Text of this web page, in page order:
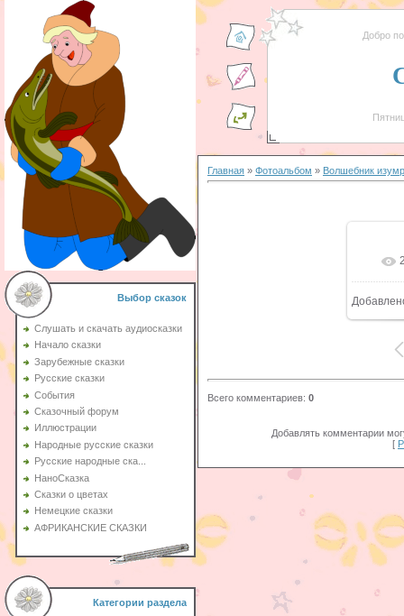
Выбор сказок
Слушать и скачать аудиосказки
Начало сказки
Зарубежные сказки
Русские сказки
События
Сказочный форум
Иллюстрации
Народные русские сказки
Русские народные ска...
НаноСказка
Сказки о цветах
Немецкие сказки
АФРИКАНСКИЕ СКАЗКИ
Категории раздела
Добро
Главная » Фотоальбом » Волшебник
Всего комментариев: 0
Добавлять комментарии
[